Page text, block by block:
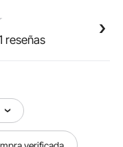
perspectiva.
tomar
lo que
juego de 6 fondos
azul). Fáciles de
reseñas